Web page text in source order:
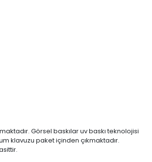
Görsel baskılar uv baskı teknolojisi
klavuzu paket içinden çıkmaktadır.